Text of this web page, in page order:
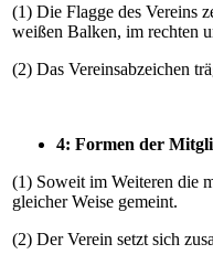
(1) Die Flagge des Vereins
weißen Balken, im rechten
(2) Das Vereinsabzeichen
4: Formen der
(1) Soweit im Weiteren die
gleicher Weise gemeint.
(2) Der Verein setzt sich